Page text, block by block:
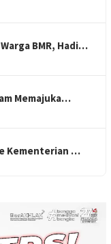
BMR, Hadi…
Memajuka…
Kementerian …